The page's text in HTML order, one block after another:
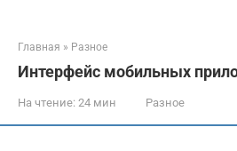
Главная » Разное
Интерфейс мобильных
На чтение: 24 мин Разное